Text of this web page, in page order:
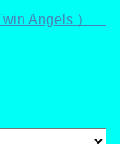
Angels ）